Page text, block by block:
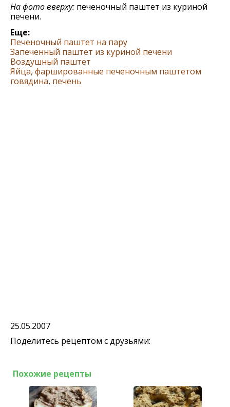
На фото вверху: печеночный паштет из куриной
печени.
Еще:
Печеночный паштет на пару
Запеченный паштет из куриной печени
Воздушный паштет
Яйца, фаршированные печеночным паштетом
говядина, печень
25.05.2007
Поделитесь рецептом с друзьями:
Похожие рецепты